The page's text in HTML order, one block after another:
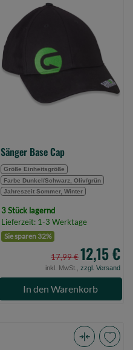
Cap
(Bild
0)
Sänger Base Cap
Größe Einheitsgröße
Farbe Dunkel/Schwarz, Oliv/grün
Jahreszeit Sommer, Winter
3 Stück lagernd
Lieferzeit: 1-3 Werktage
Sie sparen 32%
17,99 €12,15 €
inkl. MwSt., zzgl. Versand
In den Warenkorb